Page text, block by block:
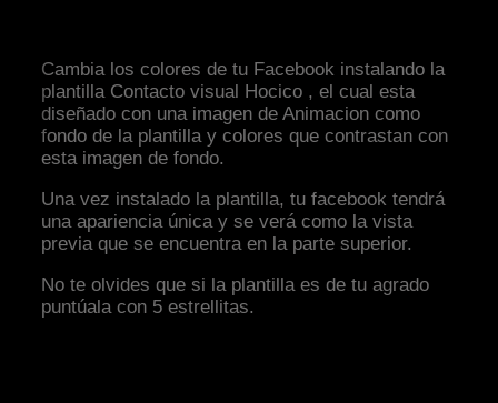
Cambia los colores de tu Facebook instalando la
plantilla Contacto visual Hocico , el cual esta
diseñado con una imagen de Animacion como
fondo de la plantilla y colores que contrastan con
esta imagen de fondo.
Una vez instalado la plantilla, tu facebook tendrá
una apariencia única y se verá como la vista
previa que se encuentra en la parte superior.
No te olvides que si la plantilla es de tu agrado
puntúala con 5 estrellitas.